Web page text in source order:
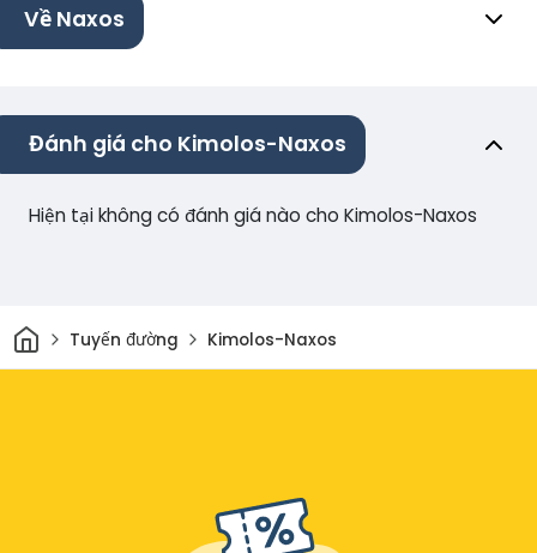
Về Naxos
Đánh giá cho Kimolos-Naxos
Hiện tại không có đánh giá nào cho Kimolos-Naxos
Trang chủ
Tuyến đường Kimolos-Naxos